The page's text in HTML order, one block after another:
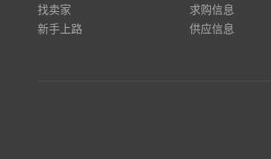
找卖家
新手上路
求购信息
供应信息